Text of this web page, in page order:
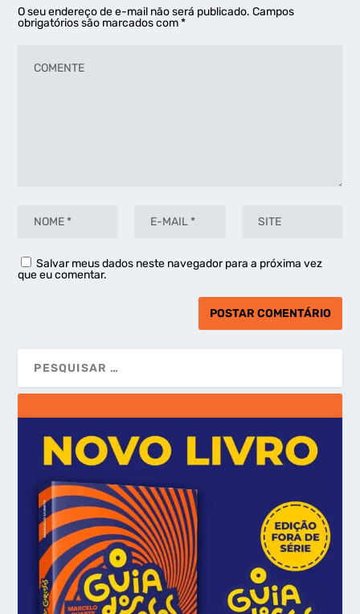
O seu endereço de e-mail não será publicado. Campos
obrigatórios são marcados com*
Salvar meus dados neste navegador para a próxima vez
que eu comentar.